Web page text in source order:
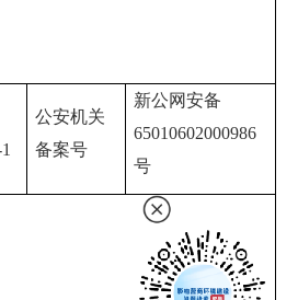
公安机关
备案号
新公网安备
65010602000986
号